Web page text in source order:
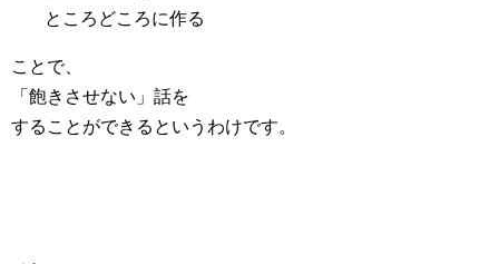
ところどころに作る
ことで、
「飽きさせない」話を
することができるというわけです。